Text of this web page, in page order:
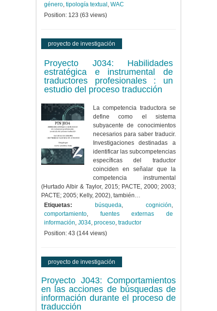
género, tipología textual , WAC
Position: 123 (63 views)
proyecto de investigación
Proyecto J034: Habilidades
estratégica e instrumental de
traductores profesionales : un
estudio del proceso traducción
La competencia traductora se
define como el sistema
subyacente de conocimientos
necesarios para saber traducir.
Investigaciones destinadas a
identificar las subcompetencias
específicas del traductor
coinciden en señalar que la
competencia instrumental
(Hurtado Albir & Taylor, 2015; PACTE, 2000; 2003;
PACTE; 2005; Kelly, 2002), también…
Etiquetas:
búsqueda, cognición,
comportamiento, fuentes externas de
información, J034, proceso, traductor
Position: 43 (144 views)
proyecto de investigación
Proyecto J043: Comportamientos
en las acciones de búsquedas de
información durante el proceso de
traducción